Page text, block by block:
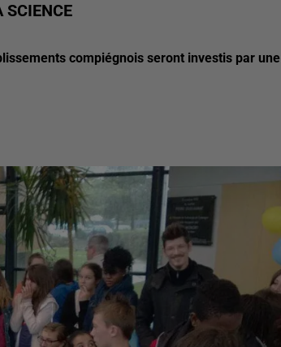
SCIENCE
compiégnois seront investis par une